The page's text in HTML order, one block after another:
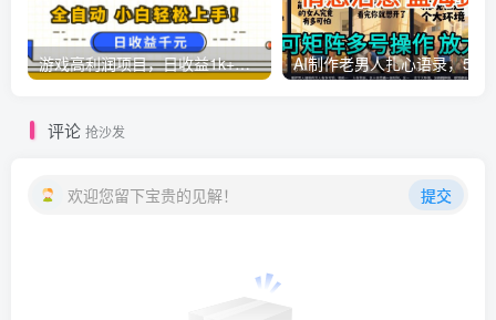
游戏高利润项目，日收益1k+，全自动，无需值守，解放双手，小白轻松上手【揭秘】
评论 抢沙发
欢迎您留下宝贵的见解！ 提交